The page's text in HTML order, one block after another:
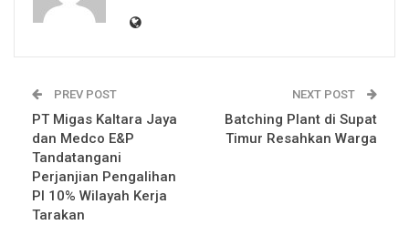
PREV POST
PT Migas Kaltara Jaya
dan Medco E&P
Tandatangani
Perjanjian Pengalihan
PI 10% Wilayah Kerja
Tarakan
NEXT POST
Batching Plant di Supat
Timur Resahkan Warga